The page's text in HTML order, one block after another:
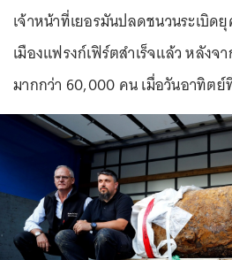
เจ้าหน้าที่เยอรมันปลดชนวนระเบิด
เมืองแฟรงก์เฟิร์ตสำเร็จแล้ว หลัง
มากกว่า 60,000 คน เมื่อวันอาทิตย์